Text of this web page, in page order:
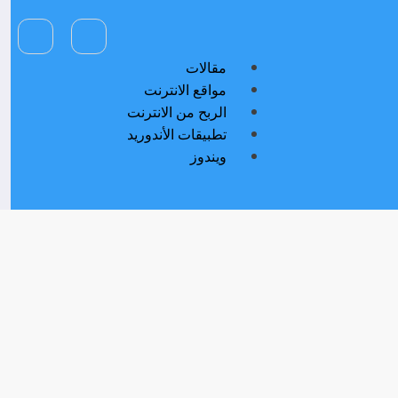
مقالات
مواقع الانترنت
الربح من الانترنت
تطبيقات الأندوريد
ويندوز